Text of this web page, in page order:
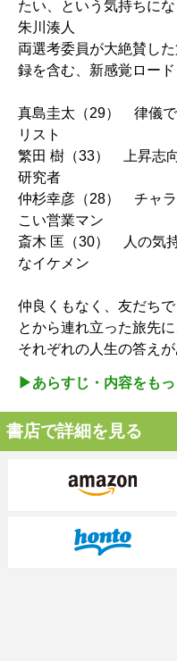
たい、という気持ちにな
朱川湊人
両選考委員が大絶賛し
録を含む、新感覚ロード
真島圭太（29） 律儀で
リスト
繁田 樹（33） 上昇志
研究者
仲杉幸彦（28） チャラ
こい営業マン
斎木 匡（30） 人の気
なイケメン
仲良くもなく、友だち
とから連れ立った旅先に
それぞれの人生の答え
▶︎あらすじ・内容をも
書店で詳細を見る